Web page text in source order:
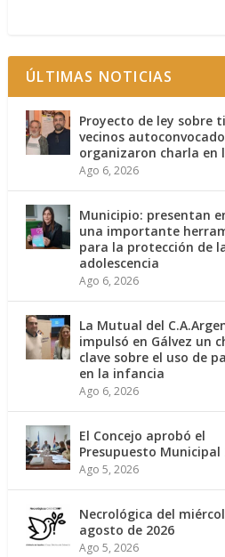
ÚLTIMAS NOTICIAS
Proyecto de ley sobre
vecinos
organizaron charla en
Ago 6, 2026
Municipio: presentan
una importante
para la protección de
adolescencia
Ago 6, 2026
La Mutual del
impulsó en Gálvez un
clave sobre el uso de
en la infancia
Ago 6, 2026
El Concejo aprobó el
Presupuesto Municipal
Ago 5, 2026
Necrológica del
agosto de 2026
Ago 5, 2026